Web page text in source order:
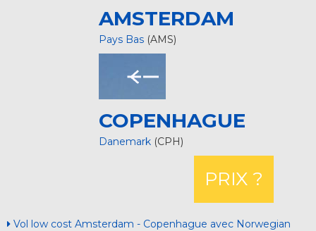
AMSTERDAM
Pays Bas (AMS)
COPENHAGUE
Danemark (CPH)
PRIX ?
Vol low cost Amsterdam - Copenhague avec Norwegian